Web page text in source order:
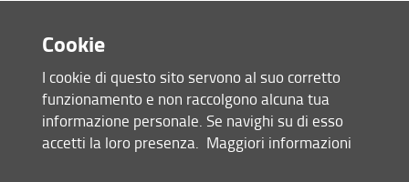
straordinario», spiega Riccardo Middei.
La ricerca evidenzia come il disco di
accrescimento, la struttura di gas caldo
che circonda il buco nero e ne alimenta
l’emissione, dopo circa tre anni in stato
Cookie
I cookie di questo sito servono al suo corretto
funzionamento e non raccolgono alcuna tua
informazione personale. Se navighi su di esso
accetti la loro presenza. Maggiori informazioni